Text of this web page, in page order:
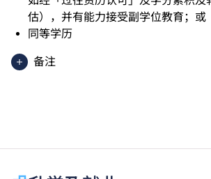
估），并有能力接受副学位教育；或
同等学历
备注
于申请入学时只可计算一科其他语言